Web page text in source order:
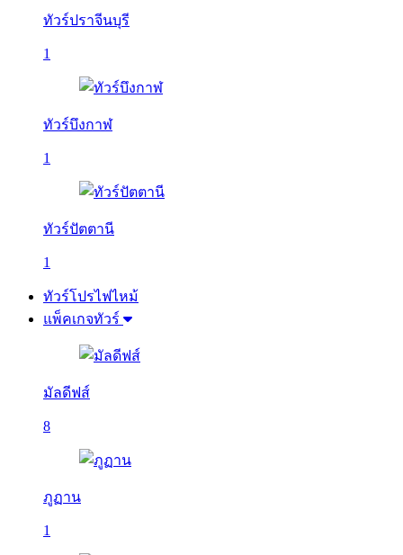
ทัวร์ปราจีนบุรี
1
ทัวร์บึงกาฬ
1
ทัวร์ปัตตานี
1
ทัวร์โปรไฟไหม้
แพ็คเกจทัวร์
มัลดีฟส์
8
ภูฏาน
1